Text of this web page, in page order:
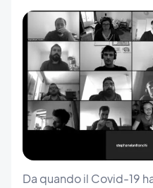
Da quando il Covid-19